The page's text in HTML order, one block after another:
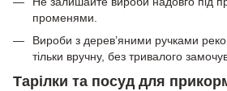
променями.
Вироби з дерев’яними ручками
тільки вручну, без тривалого
Тарілки та посуд для